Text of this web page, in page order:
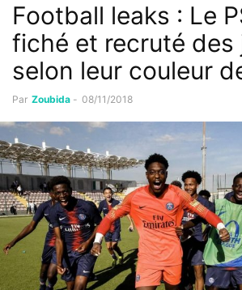
Football leaks : Le
fiché et recruté des
selon leur couleur
Par Zoubida - 08/11/2018